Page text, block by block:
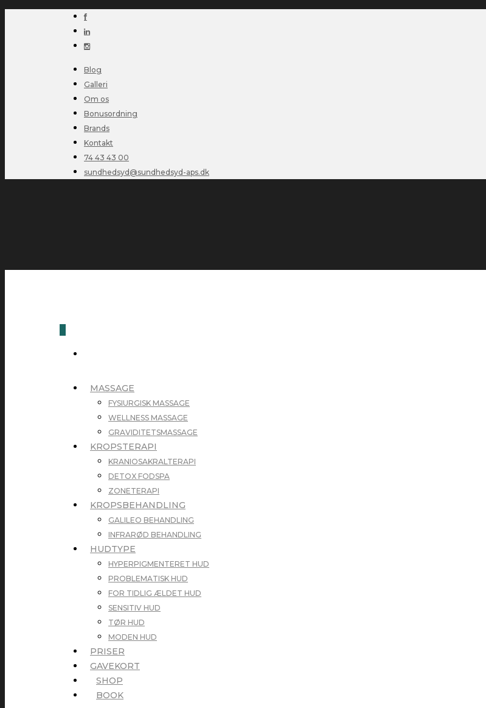
Blog
Galleri
Om os
Bonusordning
Brands
Kontakt
74 43 43 00
sundhedsyd@sundhedsyd-aps.dk
MASSAGE
FYSIURGISK MASSAGE
WELLNESS MASSAGE
GRAVIDITETSMASSAGE
KROPSTERAPI
KRANIOSAKRALTERAPI
DETOX FODSPA
ZONETERAPI
KROPSBEHANDLING
GALILEO BEHANDLING
INFRARØD BEHANDLING
HUDTYPE
HYPERPIGMENTERET HUD
PROBLEMATISK HUD
FOR TIDLIG ÆLDET HUD
SENSITIV HUD
TØR HUD
MODEN HUD
PRISER
GAVEKORT
SHOP
BOOK